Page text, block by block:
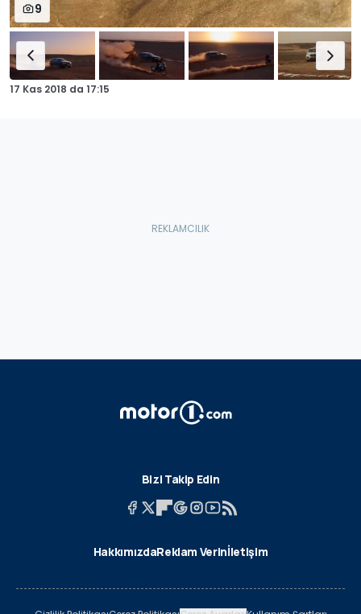
9
17 Kas 2018 da 17:15
Bizi Takip Edin
HakkımızdaReklam Verinİletişim